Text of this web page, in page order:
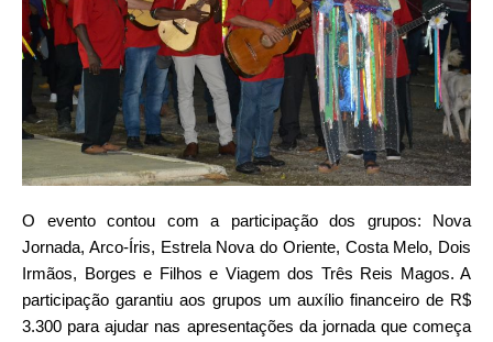
O evento contou com a participação dos grupos: Nova
Jornada, Arco-Íris, Estrela Nova do Oriente, Costa Melo, Dois
Irmãos, Borges e Filhos e Viagem dos Três Reis Magos. A
participação garantiu aos grupos um auxílio financeiro de R$
3.300 para ajudar nas apresentações da jornada que começa